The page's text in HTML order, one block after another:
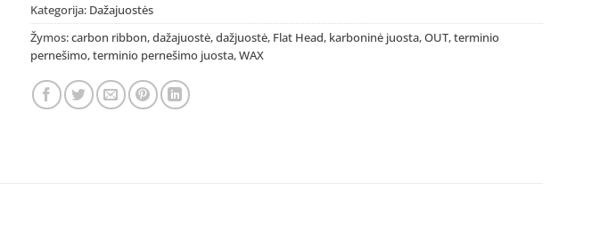
Kategorija: Dažajuostės
Žymos:carbon ribbon,dažajuostė,dažjuostė, Flat Head, karboninė juosta,OUT,terminio
pernešimo,terminio pernešimo juosta,WAX